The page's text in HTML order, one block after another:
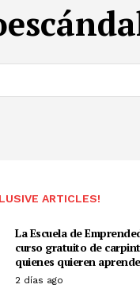
ARTICLES!
La Escuela de
curso gratuito de
quienes quieren
2 días ago